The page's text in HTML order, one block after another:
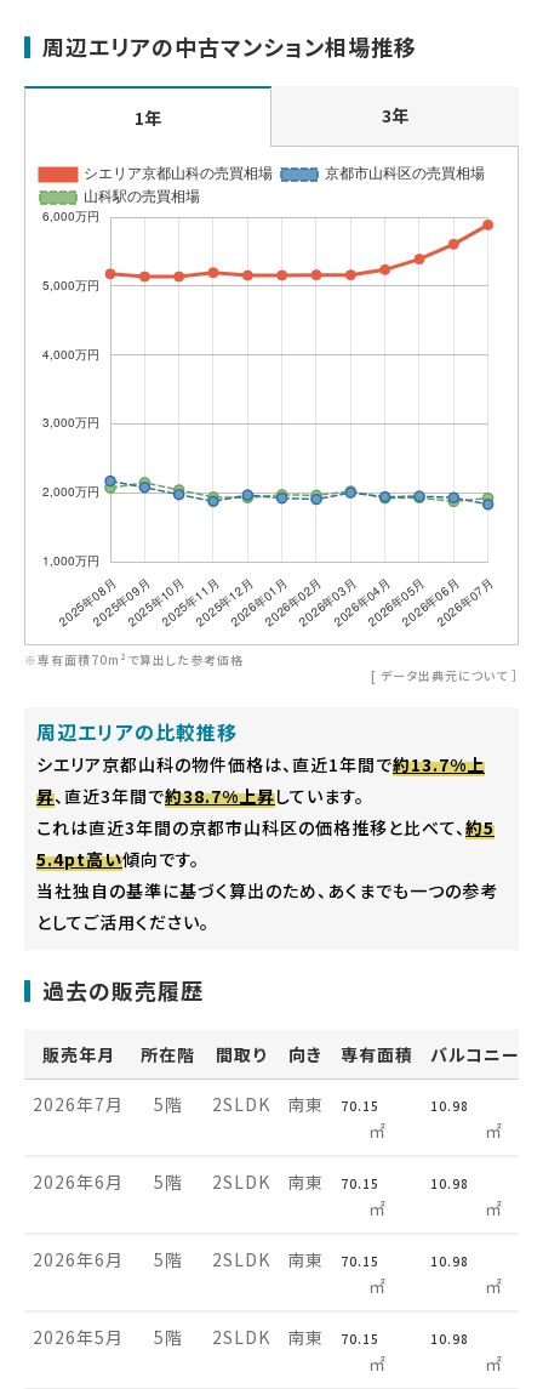
周辺エリアの中古マンション相場推移
1年 3年
※専有面積70m²で算出した参考価格
[ データ出典元について ］
周辺エリアの比較推移
シエリア京都山科の物件価格は、直近1年間で約13.7%上
昇、直近3年間で約38.7%上昇しています。
これは直近3年間の京都市山科区の価格推移と比べて、約5
5.4pt高い傾向です。
当社独自の基準に基づく算出のため、あくまでも一つの参考
としてご活用ください。
過去の販売履歴
販売年月 所在階 間取り 向き 専有面積 バルコニー面
2026年7月 5階 2SLDK 南東 70.15
㎡
10.98
㎡
2026年6月 5階 2SLDK 南東 70.15
㎡
10.98
㎡
2026年6月 5階 2SLDK 南東 70.15
㎡
10.98
㎡
2026年5月 5階 2SLDK 南東 70.15
㎡
10.98
㎡